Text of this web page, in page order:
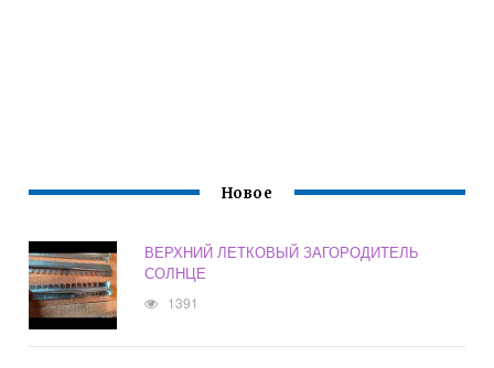
Новое
ВЕРХНИЙ ЛЕТКОВЫЙ ЗАГОРОДИТЕЛЬ
СОЛНЦЕ
1391